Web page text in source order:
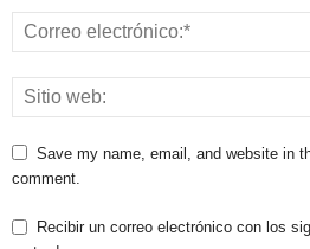
Save my name, email, and website in
comment.
Recibir un correo electrónico con los